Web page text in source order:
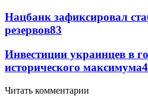
Нацбанк зафиксировал
резервов83
Инвестиции украинцев в
исторического максимума
Читать комментарии